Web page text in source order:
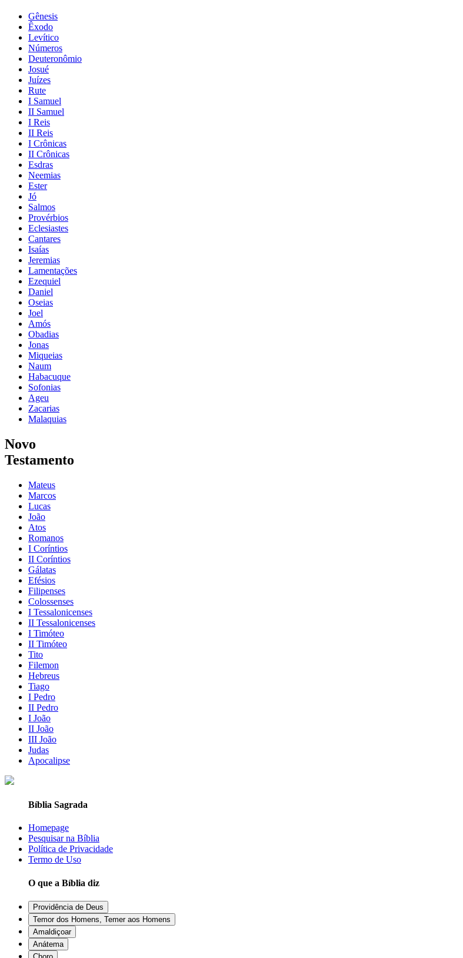
Gênesis
Êxodo
Levítico
Números
Deuteronômio
Josué
Juízes
Rute
I Samuel
II Samuel
I Reis
II Reis
I Crônicas
II Crônicas
Esdras
Neemias
Ester
Jó
Salmos
Provérbios
Eclesiastes
Cantares
Isaías
Jeremias
Lamentações
Ezequiel
Daniel
Oseias
Joel
Amós
Obadias
Jonas
Miqueias
Naum
Habacuque
Sofonias
Ageu
Zacarias
Malaquias
Novo
Testamento
Mateus
Marcos
Lucas
João
Atos
Romanos
I Coríntios
II Coríntios
Gálatas
Efésios
Filipenses
Colossenses
I Tessalonicenses
II Tessalonicenses
I Timóteo
II Timóteo
Tito
Filemon
Hebreus
Tiago
I Pedro
II Pedro
I João
II João
III João
Judas
Apocalipse
Bíblia Sagrada
Homepage
Pesquisar na Bíblia
Política de Privacidade
Termo de Uso
O que a Bíblia diz
Providência de Deus
Temor dos Homens, Temer aos Homens
Amaldiçoar
Anátema